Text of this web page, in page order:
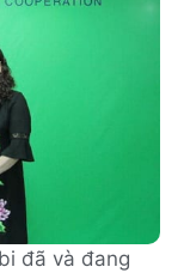
đã và đang